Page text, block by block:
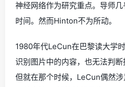
神经网络作为研究重点。导师
时间。然而Hinton不为所动。
1980年代LeCun在巴黎读大学
识别图片中的内容，也无法判断
但就在那个时候，LeCun偶然